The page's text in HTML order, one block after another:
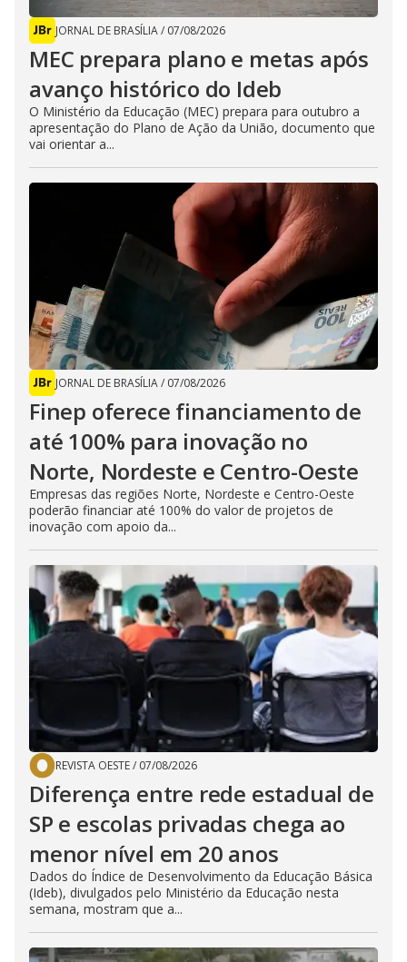
JORNAL DE BRASÍLIA/ 07/08/2026
MEC prepara plano e metas após
avanço histórico do Ideb
O Ministério da Educação (MEC) prepara para outubro a
apresentação do Plano de Ação da União, documento que
vai orientar a...
JORNAL DE BRASÍLIA/ 07/08/2026
Finep oferece financiamento de
até 100% para inovação no
Norte, Nordeste e Centro-Oeste
Empresas das regiões Norte, Nordeste e Centro-Oeste
poderão financiar até 100% do valor de projetos de
inovação com apoio da...
REVISTA OESTE/ 07/08/2026
Diferença entre rede estadual de
SP e escolas privadas chega ao
menor nível em 20 anos
Dados do Índice de Desenvolvimento da Educação Básica
(Ideb), divulgados pelo Ministério da Educação nesta
semana, mostram que a...